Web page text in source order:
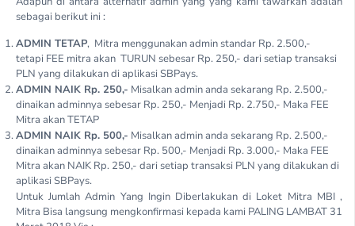
sebagai berikut ini :
ADMIN TETAP, Mitra menggunakan admin standar Rp. 2.500,-
tetapi FEE mitra akan TURUN sebesar Rp. 250,- dari setiap transaksi
PLN yang dilakukan di aplikasi SBPays.
ADMIN NAIK Rp. 250,- Misalkan admin anda sekarang Rp. 2.500,-
dinaikan adminnya sebesar Rp. 250,- Menjadi Rp. 2.750,- Maka FEE
Mitra akan TETAP
ADMIN NAIK Rp. 500,- Misalkan admin anda sekarang Rp. 2.500,-
dinaikan adminnya sebesar Rp. 500,- Menjadi Rp. 3.000,- Maka FEE
Mitra akan NAIK Rp. 250,- dari setiap transaksi PLN yang dilakukan di
aplikasi SBPays.
Untuk Jumlah Admin Yang Ingin Diberlakukan di Loket Mitra MBI ,
Mitra Bisa langsung mengkonfirmasi kepada kami PALING LAMBAT 31